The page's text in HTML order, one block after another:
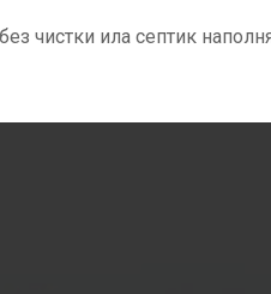
чистки ила септик